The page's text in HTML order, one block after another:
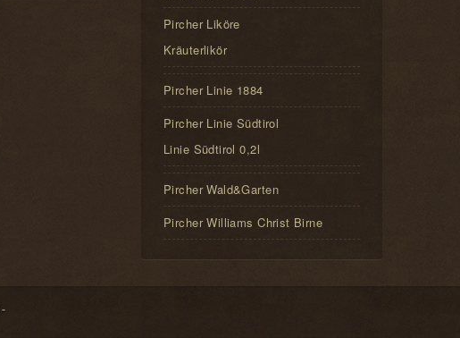
Pircher Liköre
Kräuterlikör
Pircher Linie 1884
Pircher Linie Südtirol
Linie Südtirol 0,2l
Pircher Wald&Garten
Pircher Williams Christ Birne